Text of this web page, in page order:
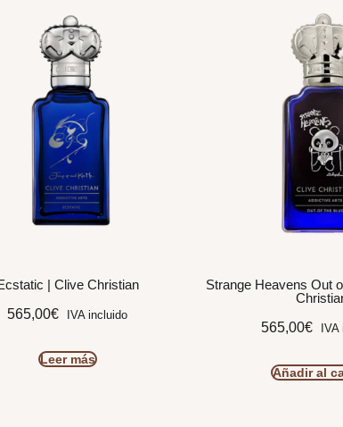
| Clive Christian
565,00€ IVA incluido
Leer más
Strange Heavens Out
565,00€ IVA
Añadir al